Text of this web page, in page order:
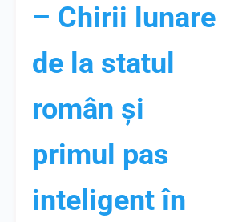
– Chirii lunare
de la statul
român și
primul pas
inteligent în